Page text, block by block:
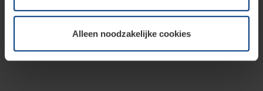
toestemming kunt u op elk moment bij de uitleg van de
wijzigen of herroepen.Alleen noodzakelijke cookies